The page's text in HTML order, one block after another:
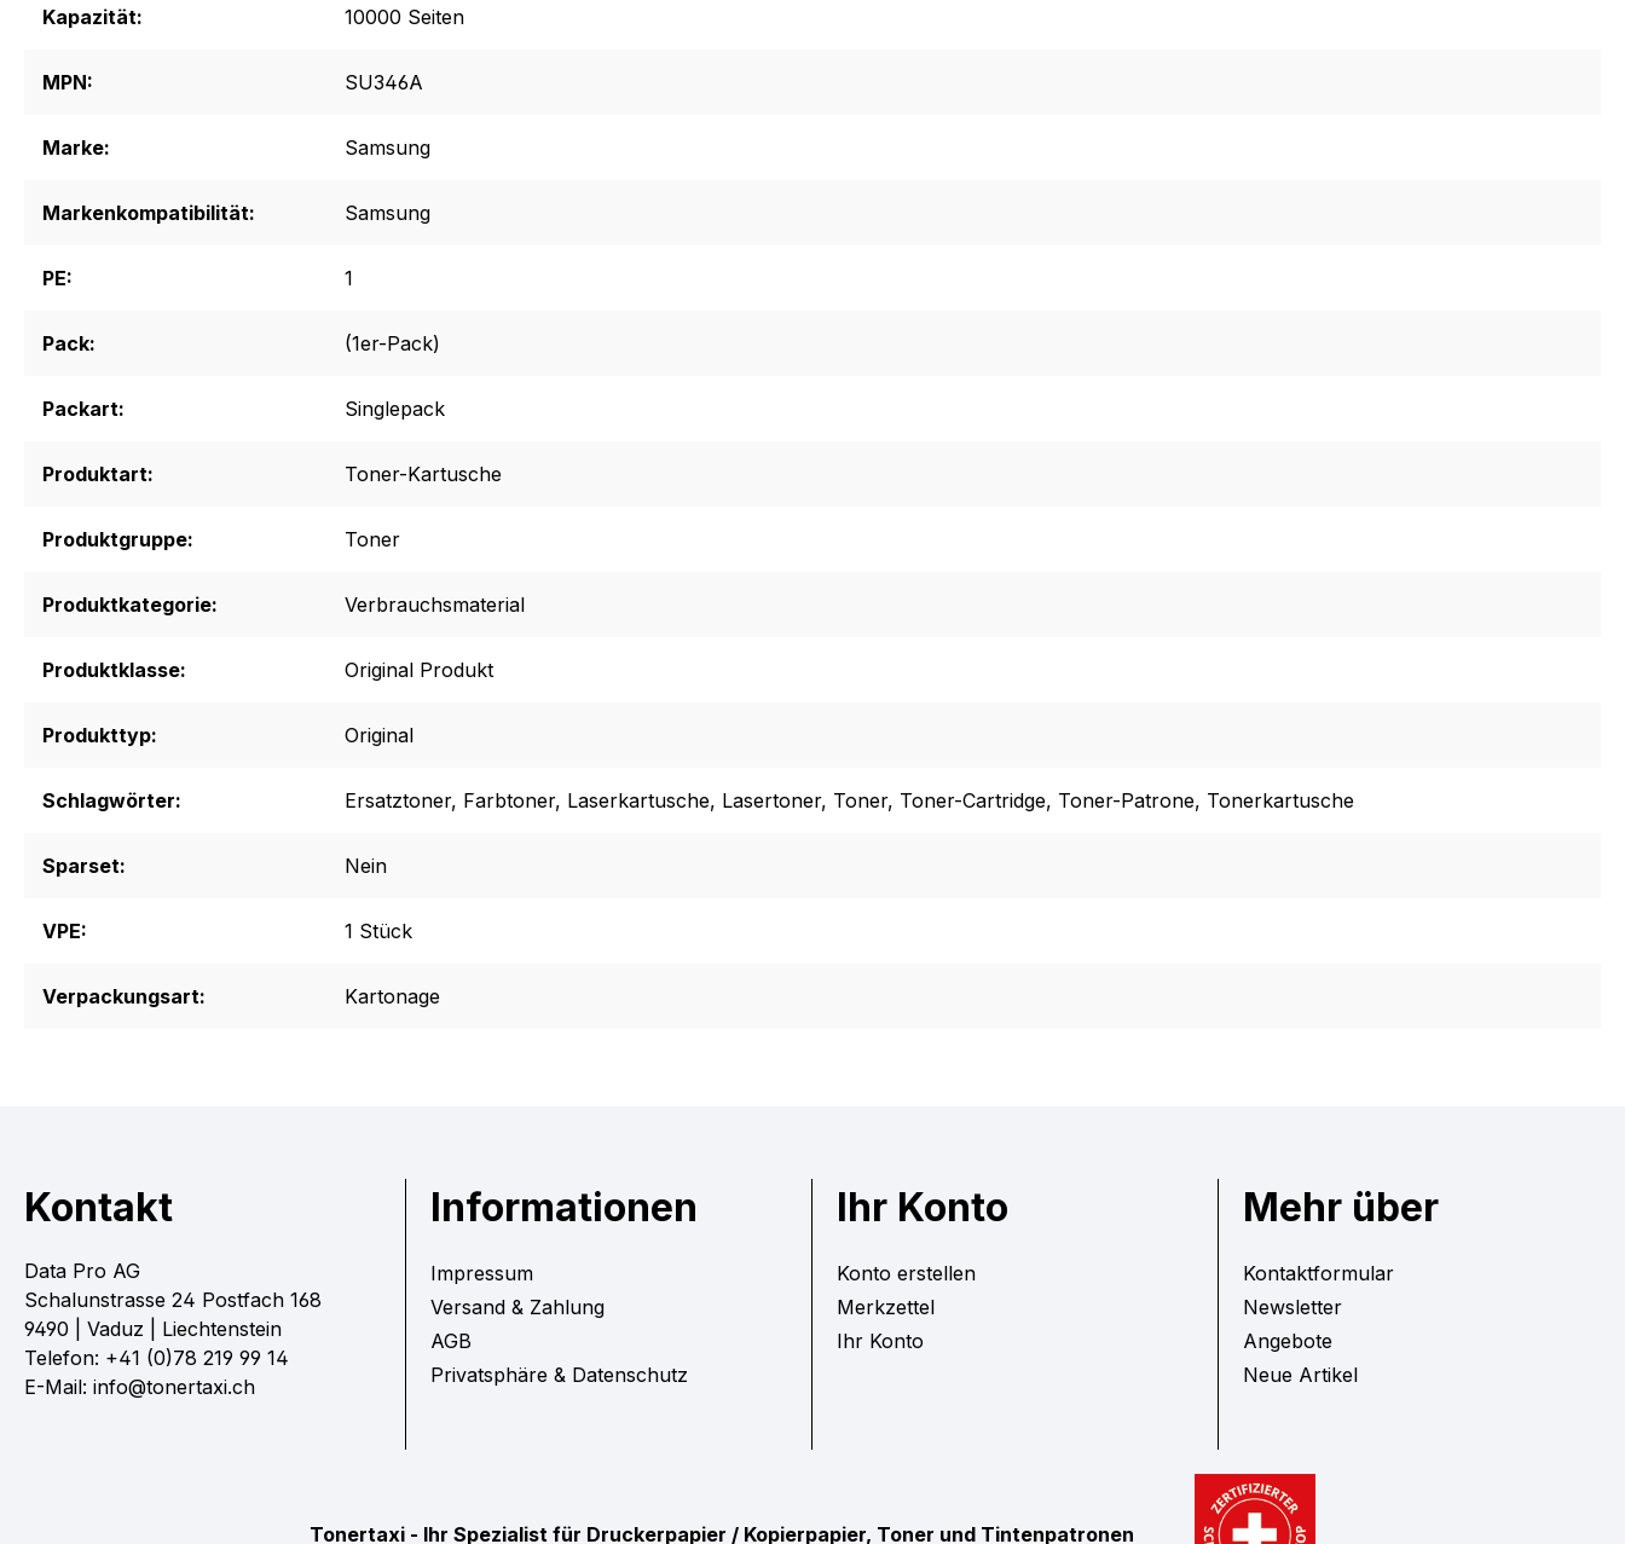
Kapazität: 10000 Seiten
MPN: SU346A
Marke: Samsung
Markenkompatibilität: Samsung
PE: 1
Pack: (1er-Pack)
Packart: Singlepack
Produktart: Toner-Kartusche
Produktgruppe: Toner
Produktkategorie: Verbrauchsmaterial
Produktklasse: Original Produkt
Produkttyp: Original
Schlagwörter: Ersatztoner, Farbtoner, Laserkartusche, Lasertoner, Toner, Toner-Cartridge, Toner-Patrone, Tonerkartusche
Sparset: Nein
VPE: 1 Stück
Verpackungsart: Kartonage
Kontakt
Data Pro AG
Schalunstrasse 24 Postfach 168
9490 | Vaduz | Liechtenstein
Telefon: +41 (0)78 219 99 14
E-Mail: info@tonertaxi.ch
Informationen
Impressum
Versand & Zahlung
AGB
Privatsphäre & Datenschutz
Ihr Konto
Konto erstellen
Merkzettel
Ihr Konto
Mehr über
Kontaktformular
Newsletter
Angebote
Neue Artikel
Tonertaxi - Ihr Spezialist für Druckerpapier / Kopierpapier, Toner und Tintenpatronen